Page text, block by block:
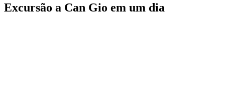
Excursão a Can Gio em um dia